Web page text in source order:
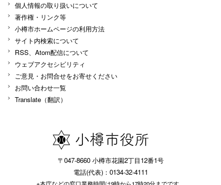
個人情報の取り扱いについて
著作権・リンク等
小樽市ホームページの利用方法
サイト内検索について
RSS、Atom配信について
ウェブアクセシビリティ
ご意見・お問合せをお寄せください
お問い合わせ一覧
Translate（翻訳）
〒047-8660 小樽市花園2丁目12番1号
電話(代表)：0134-32-4111
※本庁などの窓口業務時間は9時から17時20分までです。